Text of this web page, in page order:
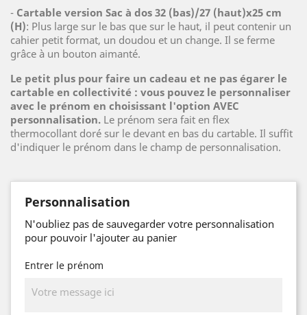
- Cartable version Sac à dos 32 (bas)/27 (haut)x25 cm
(H): Plus large sur le bas que sur le haut, il peut contenir un
cahier petit format, un doudou et un change. Il se ferme
grâce à un bouton aimanté.
Le petit plus pour faire un cadeau et ne pas égarer le
cartable en collectivité : vous pouvez le personnaliser
avec le prénom en choisissant l'option AVEC
personnalisation. Le prénom sera fait en flex
thermocollant doré sur le devant en bas du cartable. Il suffit
d'indiquer le prénom dans le champ de personnalisation.
Personnalisation
N'oubliez pas de sauvegarder votre personnalisation
pour pouvoir l'ajouter au panier
Entrer le prénom